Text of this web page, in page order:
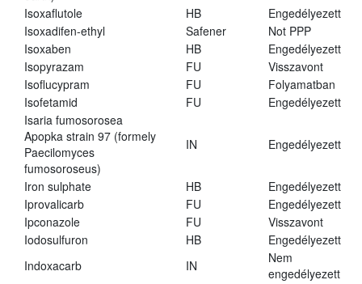
Isoxaflutole
HB
Engedélyezett
Isoxadifen-ethyl
Safener
Not PPP
Isoxaben
HB
Engedélyezett
Isopyrazam
FU
Visszavont
Isoflucypram
FU
Folyamatban
Isofetamid
FU
Engedélyezett
Isaria fumosorosea
Apopka strain 97 (formely
Paecilomyces
fumosoroseus)
IN Engedélyezett
Iron sulphate HB
Engedélyezett
Iprovalicarb
FU
Engedélyezett
Ipconazole
FU
Visszavont
Iodosulfuron
HB
Engedélyezett
Indoxacarb
IN
Nem
engedélyezett